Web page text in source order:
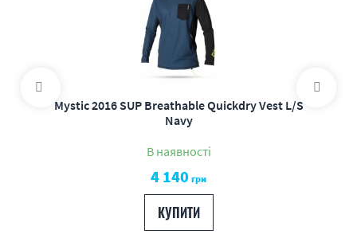
Mystic 2016 SUP Breathable Quickdry Vest L/S
Navy
В наявності
4 140 грн
КУПИТИ